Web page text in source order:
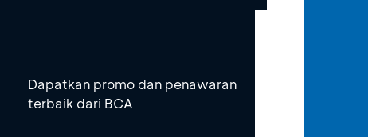
Dapatkan promo dan penawaran
terbaik dari BCA